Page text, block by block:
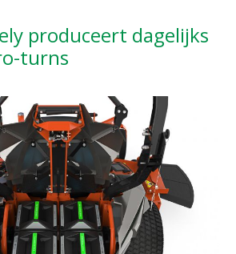
produceert dagelijks
turns